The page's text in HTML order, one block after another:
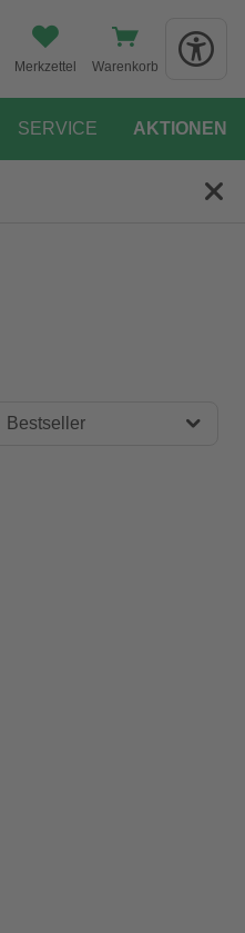
Merkzettel Warenkorb
SERVICE AKTIONEN
Bestseller